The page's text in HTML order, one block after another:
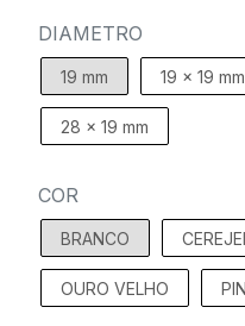
DIAMETRO
19 mm 19 x 19 mm
28 x 19 mm
COR
BRANCO
OURO VELHO